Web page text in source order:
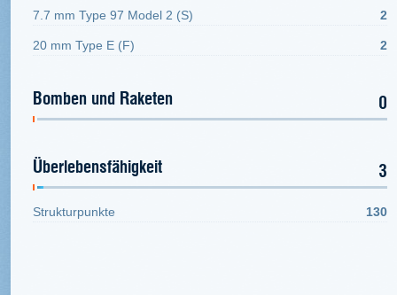
7.7 mm Type 97 Model 2 (S) 2
20 mm Type E (F) 2
Bomben und Raketen 0
Überlebensfähigkeit 3
Strukturpunkte 130